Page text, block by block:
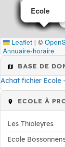
Ecole
Ecole
Ecole
Ecole
Ecole
Ecole
Ecole
Leaflet | ©
Annuaire-horaire
BASE DE
Achat fichier Ecole
ECOLE À
Les Thioleyres
Ecole